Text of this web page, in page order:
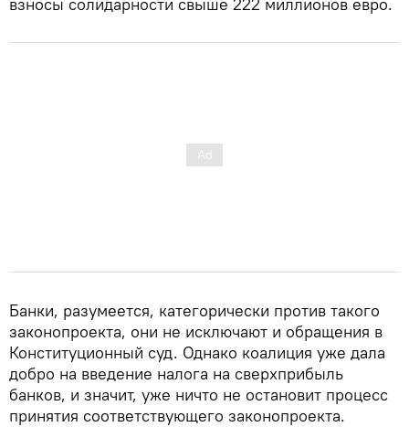
Банки, разумеется, категорически против такого
законопроекта, они не исключают и обращения в
Конституционный суд. Однако коалиция уже дала
добро на введение налога на сверхприбыль
банков, и значит, уже ничто не остановит процесс
принятия соответствующего законопроекта.